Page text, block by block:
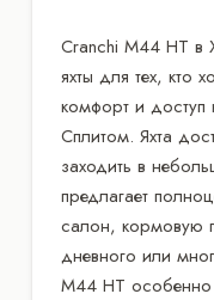
Cranchi M44 HT в
яхты для тех, кто
комфорт и
Сплитом. Яхта
заходить в
предлагает
салон, кормовую
дневного или
M44 HT